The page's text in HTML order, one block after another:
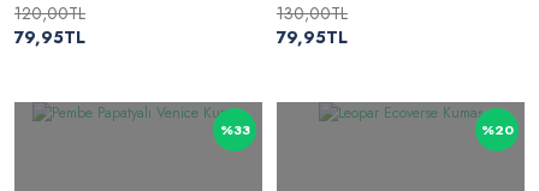
120,00TL
79,95TL
130,00TL
79,95TL
%33 %20